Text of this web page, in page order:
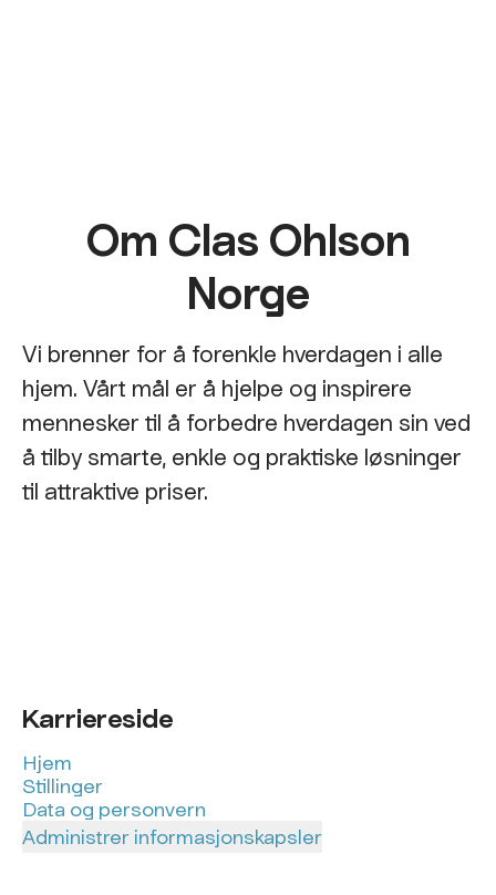
Om Clas Ohlson
Norge
Vi brenner for å forenkle hverdagen i alle
hjem. Vårt mål er å hjelpe og inspirere
mennesker til å forbedre hverdagen sin ved
å tilby smarte, enkle og praktiske løsninger
til attraktive priser.
Karriereside
Hjem
Stillinger
Data og personvern
Administrer informasjonskapsler